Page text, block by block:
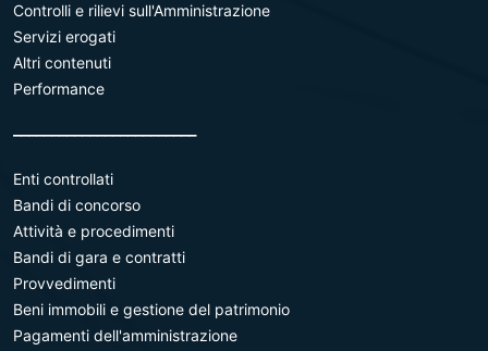
Controlli e rilievi sull'Amministrazione
Servizi erogati
Altri contenuti
Performance
Enti controllati
Bandi di concorso
Attività e procedimenti
Bandi di gara e contratti
Provvedimenti
Beni immobili e gestione del patrimonio
Pagamenti dell'amministrazione